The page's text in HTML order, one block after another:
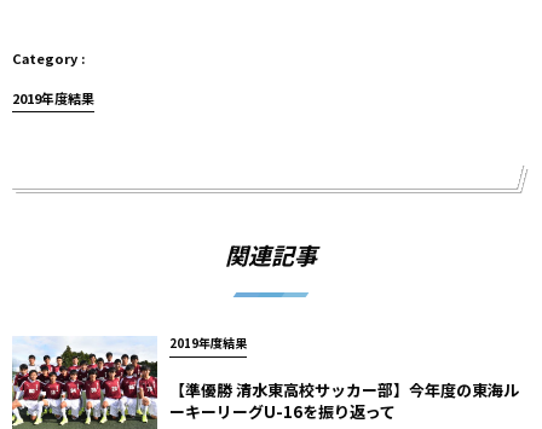
2019年度結果
関連記事
2019年度結果
【準優勝 清水東高校サッカー部】今年度の東海ル
ーキーリーグU-16を振り返って